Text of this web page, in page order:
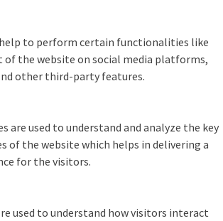
to perform certain functionalities like
the website on social media platforms,
other third-party features.
are used to understand and analyze the key
of the website which helps in delivering a
for the visitors.
used to understand how visitors interact